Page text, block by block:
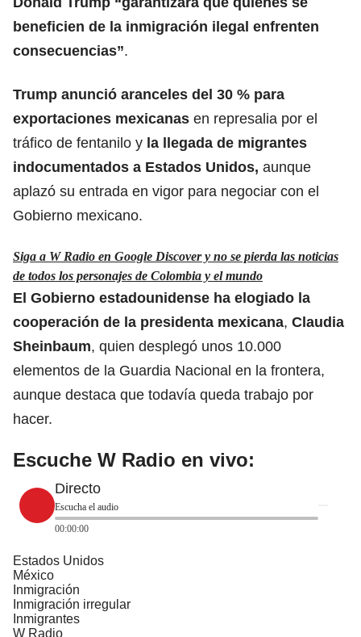
beneficien de la inmigración ilegal enfrenten
consecuencias”.
Trump anunció aranceles del 30 % para
exportaciones mexicanas en represalia por el
tráfico de fentanilo y la llegada de migrantes
indocumentados a Estados Unidos, aunque
aplazó su entrada en vigor para negociar con el
Gobierno mexicano.
Siga a W Radio en Google Discover y no se pierda las noticias
de todos los personajes de Colombia y el mundo
El Gobierno estadounidense ha elogiado la
cooperación de la presidenta mexicana, Claudia
Sheinbaum, quien desplegó unos 10.000
elementos de la Guardia Nacional en la frontera,
aunque destaca que todavía queda trabajo por
hacer.
Escuche W Radio en vivo:
Directo
Escucha el audio
00:00:00
Estados Unidos
México
Inmigración
Inmigración irregular
Inmigrantes
W Radio